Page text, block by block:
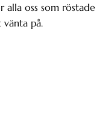
alla oss som röstade
på.